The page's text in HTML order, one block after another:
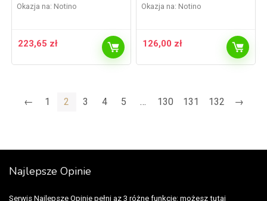
Okazja na: Notino
223,65 zł
Okazja na: Notino
126,00 zł
← 1 2 3 4 5 … 130 131 132 →
Najlepsze Opinie
Serwis Najlepsze Opinie pełni az 3 różne funkcje: możesz tutaj